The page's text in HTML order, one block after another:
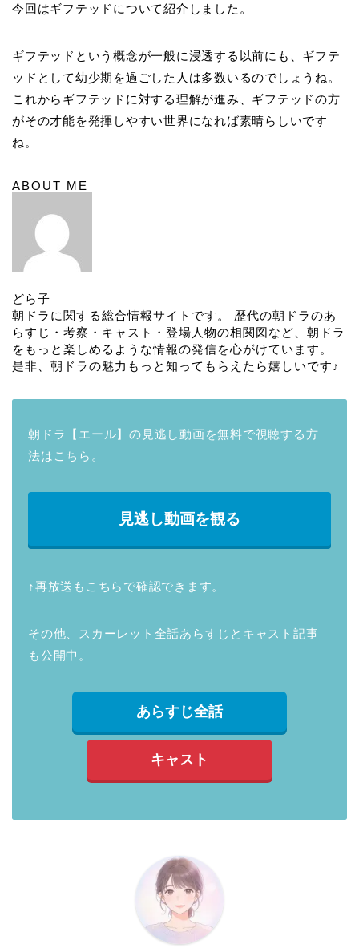
今回はギフテッドについて紹介しました。
ギフテッドという概念が一般に浸透する以前にも、ギフテ
ッドとして幼少期を過ごした人は多数いるのでしょうね。
これからギフテッドに対する理解が進み、ギフテッドの方
がその才能を発揮しやすい世界になれば素晴らしいです
ね。
ABOUT ME
どら子
朝ドラに関する総合情報サイトです。 歴代の朝ドラのあ
らすじ・考察・キャスト・登場人物の相関図など、朝ドラ
をもっと楽しめるような情報の発信を心がけています。
是非、朝ドラの魅力もっと知ってもらえたら嬉しいです♪
朝ドラ【エール】の見逃し動画を無料で視聴する方
法はこちら。
見逃し動画を観る
↑再放送もこちらで確認できます。
その他、スカーレット全話あらすじとキャスト記事
も公開中。
あらすじ全話
キャスト